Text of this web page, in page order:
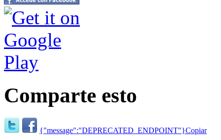
Comparte esto
{"message":"DEPRECATED_ENDPOINT"}Copiar